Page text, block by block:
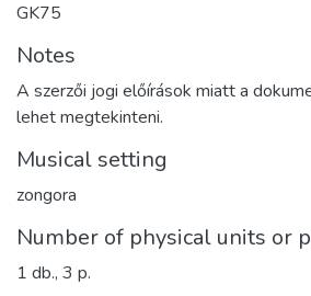
GK75
Notes
A szerzői jogi előírások miatt a
lehet megtekinteni.
Musical setting
zongora
Number of physical units or
1 db., 3 p.